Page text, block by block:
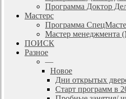
Программа Доктор
Мастерс
Программа
Мастер менеджмента
ПОИСК
Разное
—
Новое
Дни открытых
Старт программ в